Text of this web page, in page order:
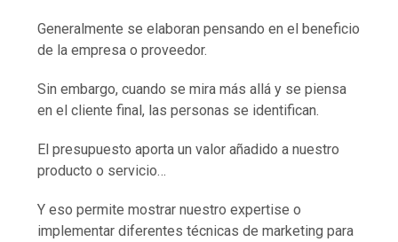
Generalmente se elaboran pensando en el beneficio
de la empresa o proveedor.
Sin embargo, cuando se mira más allá y se piensa
en el cliente final, las personas se identifican.
El presupuesto aporta un valor añadido a nuestro
producto o servicio…
Y eso permite mostrar nuestro expertise o
implementar diferentes técnicas de marketing para